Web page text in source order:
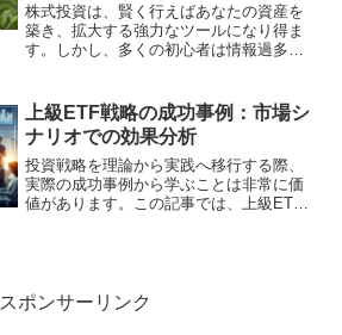
株式投資は、賢く行えばあなたの資産を
築き、拡大する強力なツールになり得ま
す。しかし、多くの初心者は情報過多に
は、株式投資の基礎知識からスタート
し、実際にどのように投資戦略...
上級ETF戦略の成功事例：市場シ
ナリオでの効果分析
投資戦略を理論から実践へ移行する際、
実際の成功事例から学ぶことは非常に価
値があります。この記事では、上級ETF
スポンサーリンク